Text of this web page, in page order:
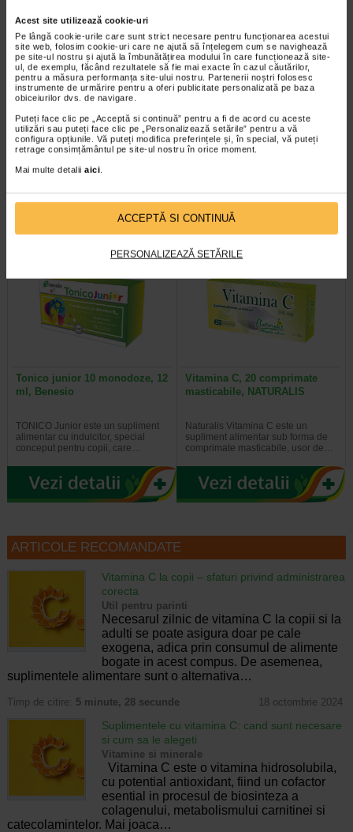
Acest site utilizează cookie-uri
Pe lângă cookie-urile care sunt strict necesare pentru funcționarea acestui
site web, folosim cookie-uri care ne ajută să înțelegem cum se navighează
pe site-ul nostru și ajută la îmbunătățirea modului în care funcționează site-
ul, de exemplu, făcând rezultatele să fie mai exacte în cazul căutărilor,
pentru a măsura performanța site-ului nostru. Partenerii noștri folosesc
instrumente de urmărire pentru a oferi publicitate personalizată pe baza
obiceiurilor dvs. de navigare.
Puteți face clic pe „Acceptă si continuă” pentru a fi de acord cu aceste
utilizări sau puteți face clic pe „Personalizează setările” pentru a vă
configura opțiunile. Vă puteți modifica preferințele și, în special, vă puteți
retrage consimțământul pe site-ul nostru în orice moment.
Mai multe detalii aici.
ACCEPTĂ SI CONTINUĂ
PERSONALIZEAZĂ SETĂRILE
Vitamina D3 2000 UI, 30
capsule moi, NATURALIS
supliment alimentar conceput
Vitamina D3, 4000 UI, 30
capsule moi, NATURALIS
Plătești 2, primești 3
Tonico junior 10 monodoze, 12
ml, Benesio
TONICO Junior este un supliment
alimentar cu indulcitor, special
conceput pentru copii, care…
Vitamina C, 20 comprimate
masticabile, NATURALIS
Naturalis Vitamina C este un
supliment alimentar sub forma de
comprimate masticabile, usor de…
ARTICOLE RECOMANDATE
Vitamina C la copii – sfaturi privind administrarea
corecta
Util pentru parinti
Necesarul zilnic de vitamina C la copii si la
adulti se poate asigura doar pe cale
exogena, adica prin consumul de alimente
bogate in acest compus. De asemenea,
suplimentele alimentare sunt o alternativa…
Timp de citire: 5 minute, 28 secunde 18 octombrie 2024
Suplimentele cu vitamina C: cand sunt necesare
si cum sa le alegeti
Vitamine si minerale
Vitamina C este o vitamina hidrosolubila,
cu potential antioxidant, fiind un cofactor
esential in procesul de biosinteza a
colagenului, metabolismului carnitinei si
catecolamintelor. Mai joaca…